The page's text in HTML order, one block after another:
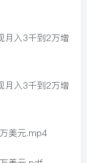
月入3千到2万增
月入3千到2万增
美元.mp4